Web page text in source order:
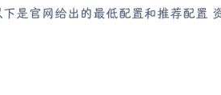
浅
是官网给出的最低配置和推荐配置